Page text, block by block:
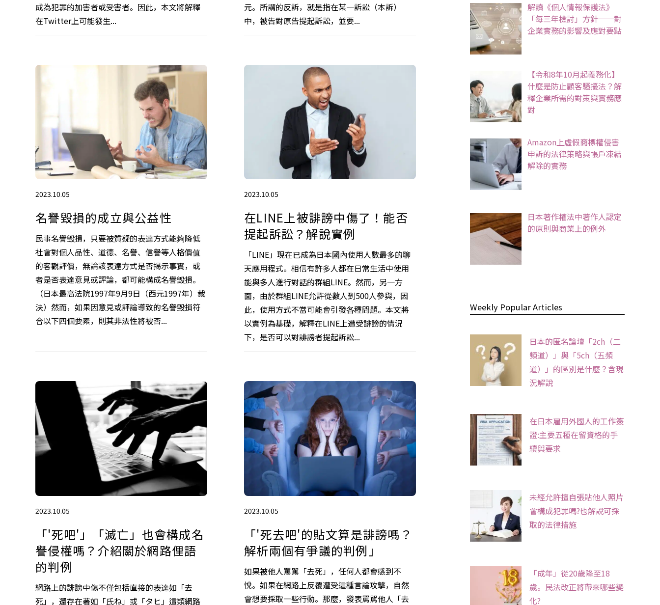
成為犯罪的加害者或受害者。因此，本文將解釋
在Twitter上可能發生...
元。所謂的反訴，就是指在某一訴訟（本訴）
中，被告對原告提起訴訟，並要...
2023.10.05
名譽毀損的成立與公益性
民事名譽毀損，只要被質疑的表達方式能夠降低
社會對個人品性、道德、名譽、信譽等人格價值
的客觀評價，無論該表達方式是否揭示事實，或
者是否表達意見或評論，都可能構成名譽毀損。
（日本最高法院1997年9月9日（西元1997年）裁
決）然而，如果因意見或評論導致的名譽毀損符
合以下四個要素，則其非法性將被否...
2023.10.05
在LINE上被誹謗中傷了！能否
提起訴訟？解說實例
「LINE」現在已成為日本國內使用人數最多的聊
天應用程式。相信有許多人都在日常生活中使用
能與多人進行對話的群組LINE。然而，另一方
面，由於群組LINE允許從數人到500人參與，因
此，使用方式不當可能會引發各種問題。本文將
以實例為基礎，解釋在LINE上遭受誹謗的情況
下，是否可以對誹謗者提起訴訟...
2023.10.05
「'死吧'」「滅亡」也會構成名
譽侵權嗎？介紹關於網路俚語
的判例
網路上的誹謗中傷不僅包括直接的表達如「去
死」，還存在著如「氏ね」或「タヒ」這類網路
2023.10.05
「'死去吧'的貼文算是誹謗嗎？
解析兩個有爭議的判例」
如果被他人罵駡「去死」，任何人都會感到不
悅。如果在網路上反覆遭受這種言論攻擊，自然
會想要採取一些行動。那麼，發表罵駡他人「去
解讀《個人情報保護法》
「每三年檢討」方針──對
企業實務的影響及應對要點
【令和8年10月起義務化】
什麼是防止顧客騷擾法？解
釋企業所需的對策與實務應
對
Amazon上虛假商標權侵害
申訴的法律策略與帳戶凍結
解除的實務
日本著作權法中著作人認定
的原則與商業上的例外
Weekly Popular Articles
日本的匿名論壇「2ch（二
頻道）」與「5ch（五頻
道）」的區別是什麼？含現
況解說
在日本雇用外國人的工作簽
證:主要五種在留資格的手
續與要求
未經允許擅自張貼他人照片
會構成犯罪嗎?也解說可採
取的法律措施
「成年」從20歲降至18
歲。民法改正將帶來哪些變
化?